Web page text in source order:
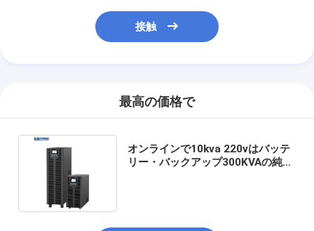
接触
最高の価格で
オンラインで10kva 220vはバッテ
リー・バックアップ300KVAの純粋